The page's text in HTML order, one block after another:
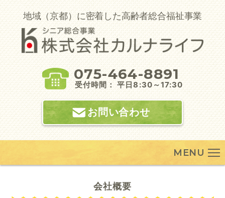
Skip
to
content
地域（京都）に密着した高齢者総合福祉事業
075-464-8891
受付時間： 平日8:30～17:30
お問い合わせ
MENU
会社概要